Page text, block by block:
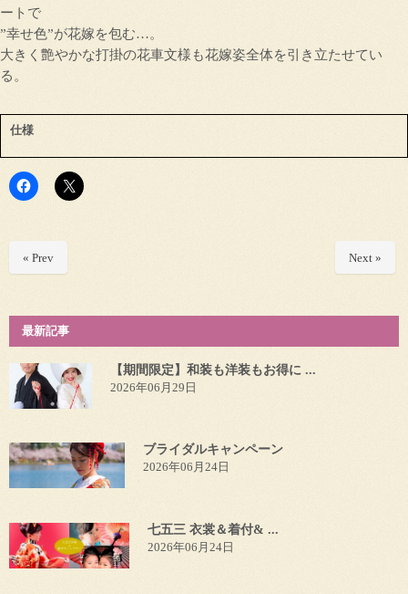
ートで
”幸せ色”が花嫁を包む…。
大きく艶やかな打掛の花車文様も花嫁姿全体を引き立たせてい
る。
仕様
« Prev Next »
最新記事
【期間限定】和装も洋装もお得に ...
2026年06月29日
ブライダルキャンペーン
2026年06月24日
七五三 衣裳＆着付& ...
2026年06月24日